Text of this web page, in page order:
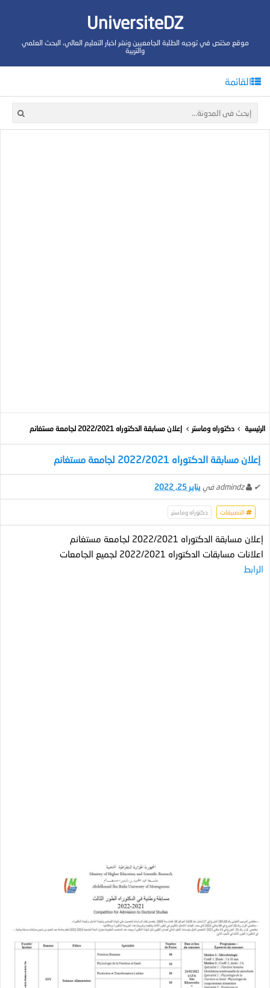
UniversiteDZ
موقع مختص في توجيه الطلبة الجامعيين ونشر اخبار التعليم العالي، البحث العلمي
والتربية
القائمة
الرئيسية دكتوراه وماستر إعلان مسابقة الدكتوراه 2022/2021 لجامعة مستغانم
إعلان مسابقة الدكتوراه 2022/2021 لجامعة مستغانم
✔
admindz في يناير 25, 2022
التصنيفات دكتوراه وماستر
إعلان مسابقة الدكتوراه 2022/2021 لجامعة مستغانم
اعلانات مسابقات الدكتوراه 2022/2021 لجميع الجامعات
الرابط